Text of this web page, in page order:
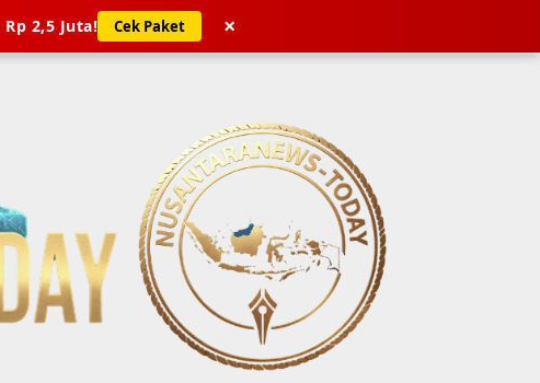
Rp 2,5 Juta! Cek Paket ×